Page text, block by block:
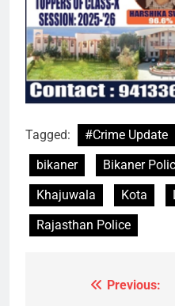
Tagged: #Crime Update
bikaner
Bikaner
Khajuwala
Kota
Rajasthan Police
Previous: